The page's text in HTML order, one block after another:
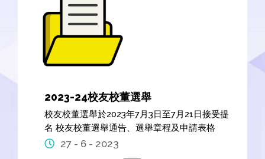
2023-24校友校董選舉
校友校董選舉於2023年7月3日至7月21日接受提
名 校友校董選舉通告、選舉章程及申請表格
27 - 6 - 2023